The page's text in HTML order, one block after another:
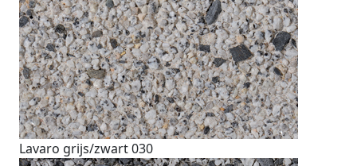
Lavaro grijs/zwart 030